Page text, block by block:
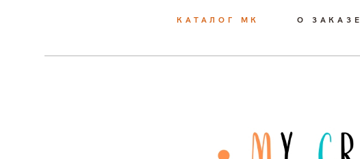
КАТАЛОГ МК О ЗАКАЗЕ